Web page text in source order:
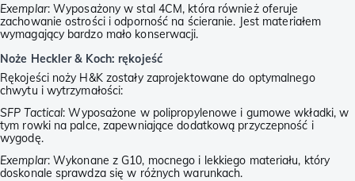
Exemplar: Wyposażony w stal 4CM, która również oferuje
zachowanie ostrości i odporność na ścieranie. Jest materiałem
wymagający bardzo mało konserwacji.
Noże Heckler & Koch: rękojeść
Rękojeści noży H&K zostały zaprojektowane do optymalnego
chwytu i wytrzymałości:
SFP Tactical: Wyposażone w polipropylenowe i gumowe wkładki, w
tym rowki na palce, zapewniające dodatkową przyczepność i
wygodę.
Exemplar: Wykonane z G10, mocnego i lekkiego materiału, który
doskonale sprawdza się w różnych warunkach.